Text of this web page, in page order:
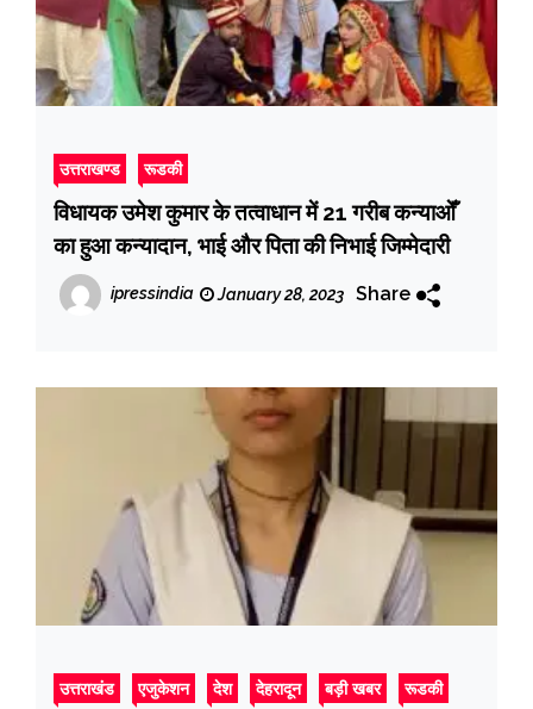
उत्तराखण्ड रूडकी
विधायक उमेश कुमार के तत्वाधान में 21 गरीब कन्याओँ
का हुआ कन्यादान, भाई और पिता की निभाई जिम्मेदारी
ipressindia January 28, 2023 Share
उत्तराखंड एजुकेशन देश देहरादून बड़ी खबर रूडकी